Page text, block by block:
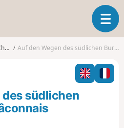
T
o
g
l
n
Auf den Wegen des südlichen Burgunds im Mâconnais
südlichen